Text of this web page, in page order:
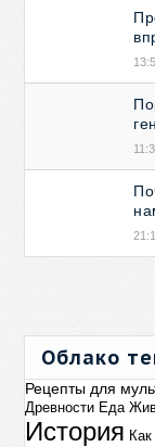
Облако
Рецепты для
Древности Еда
История